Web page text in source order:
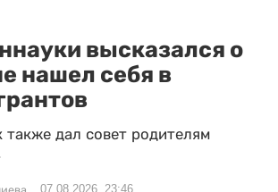
высказался о
нашел себя в
также дал совет родителям
07.08.2026, 23:46